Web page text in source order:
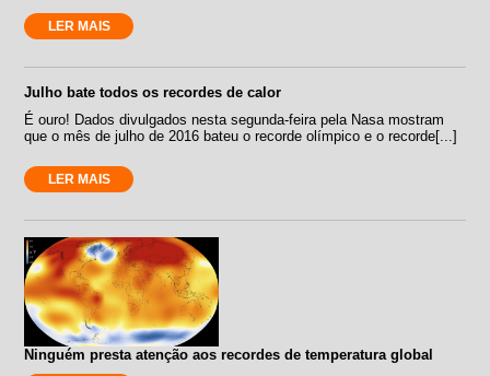
LER MAIS
Julho bate todos os recordes de calor
É ouro! Dados divulgados nesta segunda-feira pela Nasa mostram
que o mês de julho de 2016 bateu o recorde olímpico e o recorde[...]
LER MAIS
Ninguém presta atenção aos recordes de temperatura global